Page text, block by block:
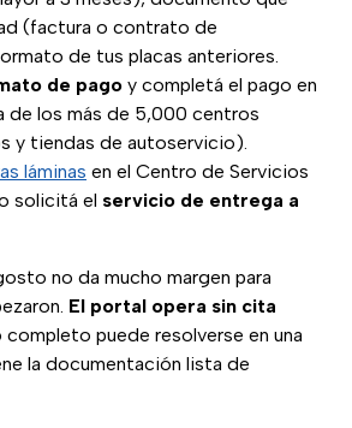
(factura o contrato de
de tus placas anteriores.
de pago y completá el pago en
de los más de 5,000 centros
y tiendas de autoservicio).
láminas en el Centro de Servicios
solicitá el servicio de entrega a
no da mucho margen para
El portal opera sin cita
puede resolverse en una
la documentación lista de